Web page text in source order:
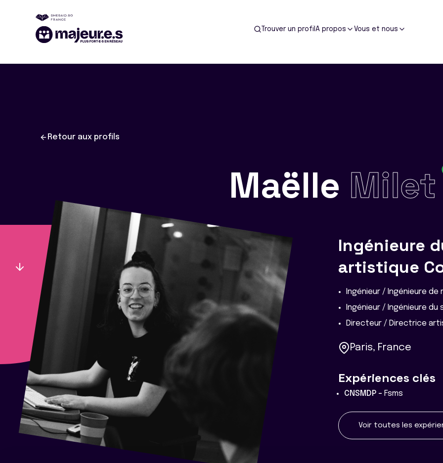
Trouver un profil A propos Vous et nous
Retour aux profils
Maëlle Milet
Ingénieure
artistique
Ingénieur / Ingénieure de
Ingénieur / Ingénieure du
Directeur / Directrice
Paris, France
Expériences clés
CNSMDP - Fsms
Voir toutes les